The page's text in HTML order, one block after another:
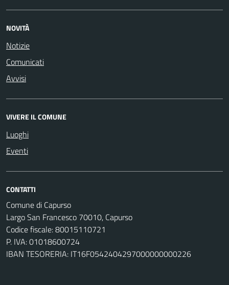
NOVITÀ
Notizie
Comunicati
Avvisi
VIVERE IL COMUNE
Luoghi
Eventi
CONTATTI
Comune di Capurso
Largo San Francesco 70010, Capurso
Codice fiscale: 80015110721
P. IVA: 01018600724
IBAN TESORERIA: IT16F0542404297000000000226